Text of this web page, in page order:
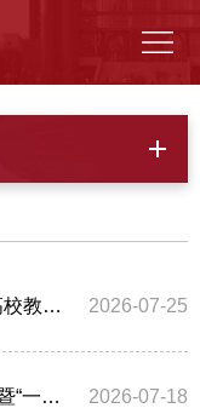
2026-07-25
我院吴树芳教授（团队）荣获全国高校教师教学创新大赛正高组三等奖
2026-07-18
管理学院召开党建“双创”工作推进会暨“一融双高”专题研讨会